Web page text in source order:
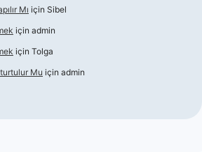
Mı için Sibel
için admin
için Tolga
Mu için admin